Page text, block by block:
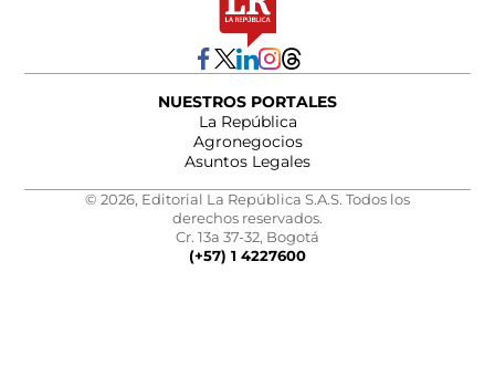
NUESTROS PORTALES
La República
Agronegocios
Asuntos Legales
© 2026, Editorial La República S.A.S. Todos los
derechos reservados.
Cr. 13a 37-32, Bogotá
(+57) 1 4227600